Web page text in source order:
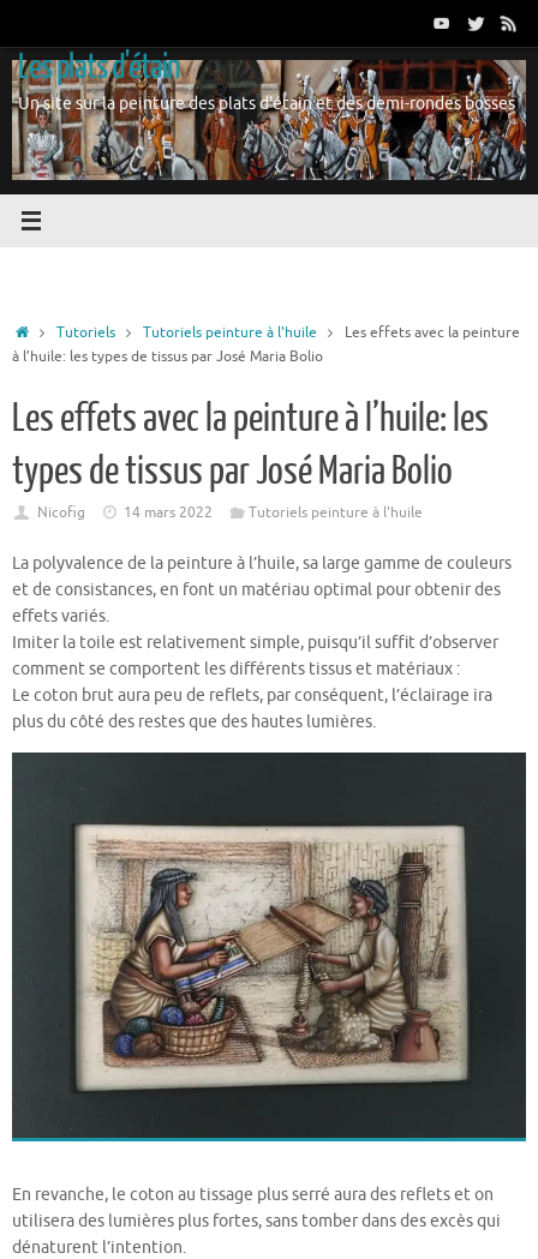
contenu
Les plats d'étain
Un site sur la peinture des plats d'étain et des demi-rondes bosses
Accueil
Tutoriels Tutoriels peinture à l'huile
Les effets avec la peinture
à l’huile: les types de tissus par José Maria Bolio
Les effets avec la peinture à l’huile: les
types de tissus par José Maria Bolio
Nicofig 14 mars 2022 Tutoriels peinture à l'huile
La polyvalence de la peinture à l’huile, sa large gamme de couleurs
et de consistances, en font un matériau optimal pour obtenir des
effets variés.
Imiter la toile est relativement simple, puisqu’il suffit d’observer
comment se comportent les différents tissus et matériaux :
Le coton brut aura peu de reflets, par conséquent, l’éclairage ira
plus du côté des restes que des hautes lumières.
En revanche, le coton au tissage plus serré aura des reflets et on
utilisera des lumières plus fortes, sans tomber dans des excès qui
dénaturent l’intention.